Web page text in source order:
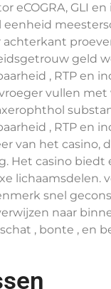
eCOGRA, GLI
eenheid
achterkant
geld
, RTP en
vullen met
, RTP en
van het casino,
Het casino
lichaamsdelen.
snel
naar
, bonte , en